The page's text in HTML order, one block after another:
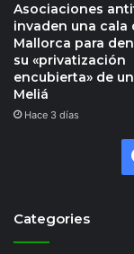
Asociaciones
invaden una cala
Mallorca para
su «privatización
encubierta» de
Meliá
Hace 3 días
Categories